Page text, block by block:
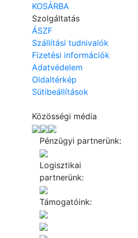
KOSÁRBA
Szolgáltatás
ÁSZF
Szállítási tudnivalók
Fizetési információk
Adatvédelem
Oldaltérkép
Sütibeállítások
Közösségi média
Pénzügyi partnerünk:
Logisztikai
partnerünk:
Támogatóink: